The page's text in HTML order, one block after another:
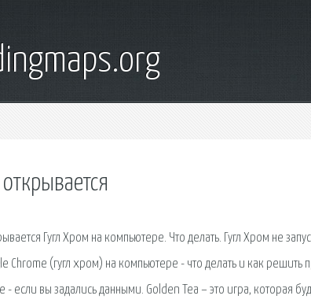
Гугл Хром на компьютере. Что делать. Гугл Хром не
Chrome (гугл хром) на компьютере - что делать и как решить
- если вы задались данными. Golden Tea – это игра, которая